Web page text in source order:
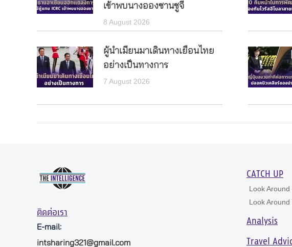
เข้าพบนางอองซานซูจี
8 August 2026
ผู้นำเมียนมาเดินทางเยือนไทย
อย่างเป็นทางการ
7 August 2026
ติดต่อเรา
E-mail:
intsharing321@gmail.com
CATCH UP
Look Around
Look
Analysis
Travel